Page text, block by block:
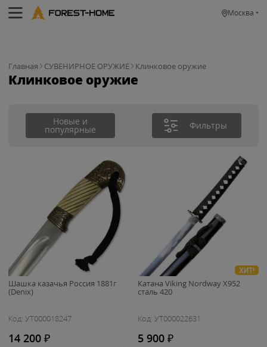
Москва
Главная СУВЕНИРНОЕ ОРУЖИЕ Клинковое оружие
Клинковое оружие
Новые и
популярные Фильтры
Шашка казачья Россия 1881г
(Denix)
Код: УТ000018247
14 200 ₽
ХИТ!
Катана Viking Nordway X952
сталь 420
Код: УТ000022631
5 900 ₽